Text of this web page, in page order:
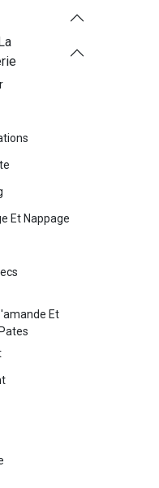
Et Nappage
Et